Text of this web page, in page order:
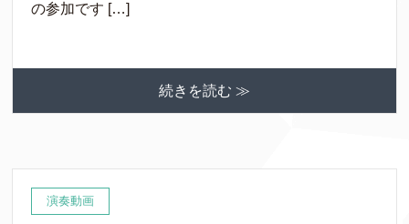
の参加です […]
続きを読む ≫
演奏動画